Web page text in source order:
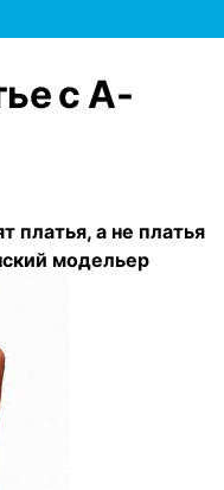
с А-
а не платья
модельер